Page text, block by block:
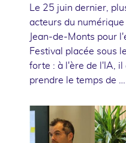
Le 25 juin dernier,
acteurs du
Jean-de-Monts pour
Festival placée sous
forte : à l'ère de l'IA, il
prendre le temps de …